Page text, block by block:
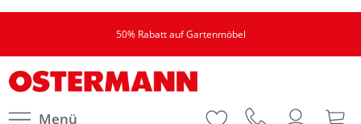
50% Rabatt auf Gartenmöbel
Menü